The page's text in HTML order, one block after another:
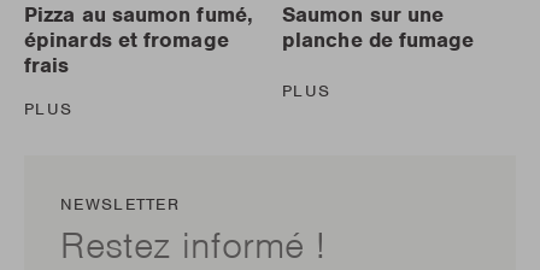
Pizza au saumon fumé,
épinards et fromage
frais
PLUS
Saumon sur une
planche de fumage
PLUS
NEWSLETTER
Restez informé !